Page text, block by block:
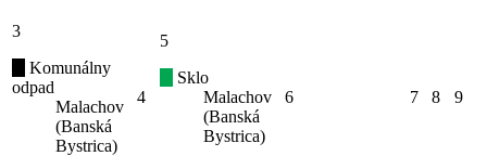
3
Komunálny
odpad
Malachov
(Banská
Bystrica)
4
5
Sklo
Malachov
(Banská
Bystrica)
6 7 8 9